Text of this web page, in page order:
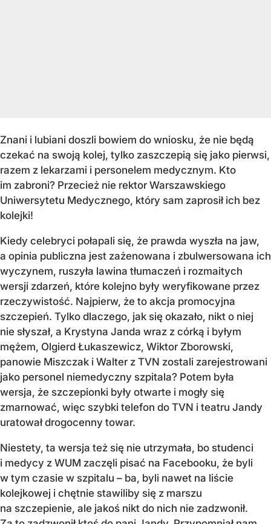
Znani i lubiani doszli bowiem do wniosku, że nie będą
czekać na swoją kolej, tylko zaszczepią się jako pierwsi,
razem z lekarzami i personelem medycznym. Kto
im zabroni? Przecież nie rektor Warszawskiego
Uniwersytetu Medycznego, który sam zaprosił ich bez
kolejki!
Kiedy celebryci połapali się, że prawda wyszła na jaw,
a opinia publiczna jest zażenowana i zbulwersowana ich
wyczynem, ruszyła lawina tłumaczeń i rozmaitych
wersji zdarzeń, które kolejno były weryfikowane przez
rzeczywistość. Najpierw, że to akcja promocyjna
szczepień. Tylko dlaczego, jak się okazało, nikt o niej
nie słyszał, a Krystyna Janda wraz z córką i byłym
mężem, Olgierd Łukaszewicz, Wiktor Zborowski,
panowie Miszczak i Walter z TVN zostali zarejestrowani
jako personel niemedyczny szpitala? Potem była
wersja, że szczepionki były otwarte i mogły się
zmarnować, więc szybki telefon do TVN i teatru Jandy
uratował drogocenny towar.
Niestety, ta wersja też się nie utrzymała, bo studenci
i medycy z WUM zaczęli pisać na Facebooku, że byli
w tym czasie w szpitalu – ba, byli nawet na liście
kolejkowej i chętnie stawiliby się z marszu
na szczepienie, ale jakoś nikt do nich nie zadzwonił.